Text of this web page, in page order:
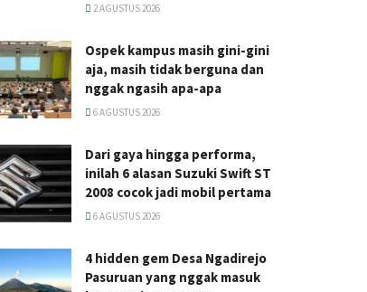
2 AGUSTUS 2026
Ospek kampus masih gini-gini
aja, masih tidak berguna dan
nggak ngasih apa-apa
6 AGUSTUS 2026
Dari gaya hingga performa,
inilah 6 alasan Suzuki Swift ST
2008 cocok jadi mobil pertama
6 AGUSTUS 2026
4 hidden gem Desa Ngadirejo
Pasuruan yang nggak masuk